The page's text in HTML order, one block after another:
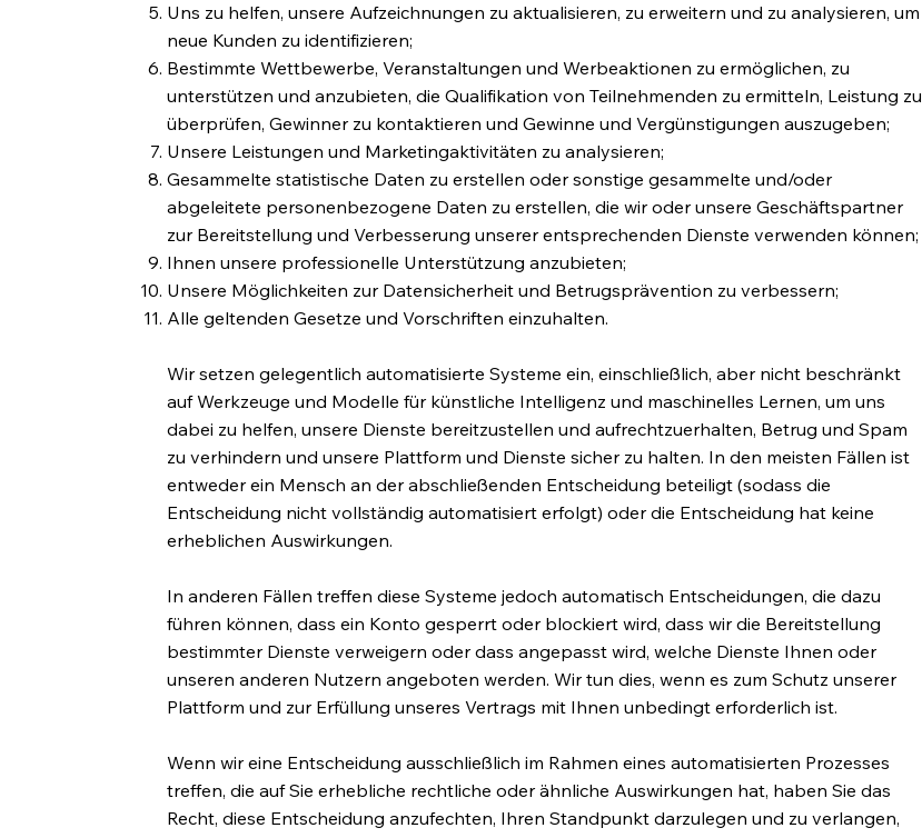
Uns zu helfen, unsere Aufzeichnungen zu aktualisieren, zu erweitern und zu analysieren, um
neue Kunden zu identifizieren;
Bestimmte Wettbewerbe, Veranstaltungen und Werbeaktionen zu ermöglichen, zu
unterstützen und anzubieten, die Qualifikation von Teilnehmenden zu ermitteln, Leistung zu
überprüfen, Gewinner zu kontaktieren und Gewinne und Vergünstigungen auszugeben;
Unsere Leistungen und Marketingaktivitäten zu analysieren;
Gesammelte statistische Daten zu erstellen oder sonstige gesammelte und/oder
abgeleitete personenbezogene Daten zu erstellen, die wir oder unsere Geschäftspartner
zur Bereitstellung und Verbesserung unserer entsprechenden Dienste verwenden können;
Ihnen unsere professionelle Unterstützung anzubieten;
Unsere Möglichkeiten zur Datensicherheit und Betrugsprävention zu verbessern;
Alle geltenden Gesetze und Vorschriften einzuhalten.
Wir setzen gelegentlich automatisierte Systeme ein, einschließlich, aber nicht beschränkt
auf Werkzeuge und Modelle für künstliche Intelligenz und maschinelles Lernen, um uns
dabei zu helfen, unsere Dienste bereitzustellen und aufrechtzuerhalten, Betrug und Spam
zu verhindern und unsere Plattform und Dienste sicher zu halten. In den meisten Fällen ist
entweder ein Mensch an der abschließenden Entscheidung beteiligt (sodass die
Entscheidung nicht vollständig automatisiert erfolgt) oder die Entscheidung hat keine
erheblichen Auswirkungen.
In anderen Fällen treffen diese Systeme jedoch automatisch Entscheidungen, die dazu
führen können, dass ein Konto gesperrt oder blockiert wird, dass wir die Bereitstellung
bestimmter Dienste verweigern oder dass angepasst wird, welche Dienste Ihnen oder
unseren anderen Nutzern angeboten werden. Wir tun dies, wenn es zum Schutz unserer
Plattform und zur Erfüllung unseres Vertrags mit Ihnen unbedingt erforderlich ist.
Wenn wir eine Entscheidung ausschließlich im Rahmen eines automatisierten Prozesses
treffen, die auf Sie erhebliche rechtliche oder ähnliche Auswirkungen hat, haben Sie das
Recht, diese Entscheidung anzufechten, Ihren Standpunkt darzulegen und zu verlangen,